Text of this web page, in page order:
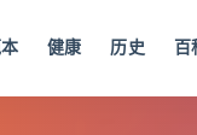
健康 历史 百